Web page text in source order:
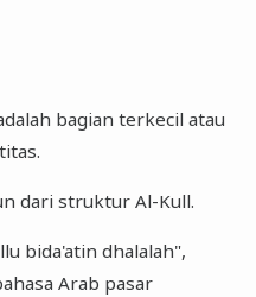
bagian terkecil atau
dari struktur Al-Kull.
bida'atin dhalalah",
Arab pasar